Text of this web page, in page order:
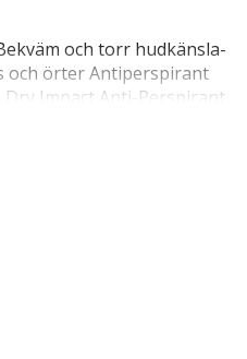
och torr hudkänsla-
och örter Antiperspirant
Dry Impact Anti-Perspirant
som ger dig 72
och lukt. Den effektiva
torr från svett och
deodoranten är
Innehåller 0%
Designad för män
en lugnande maskulin